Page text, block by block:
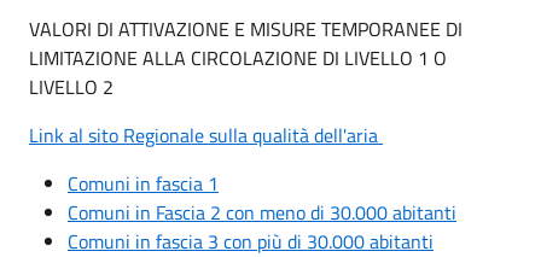
VALORI DI ATTIVAZIONE E MISURE TEMPORANEE DI
LIMITAZIONE ALLA CIRCOLAZIONE DI LIVELLO 1 O
LIVELLO 2
Link al sito Regionale sulla qualità dell'aria
Comuni in fascia 1
Comuni in Fascia 2 con meno di 30.000 abitanti
Comuni in fascia 3 con più di 30.000 abitanti